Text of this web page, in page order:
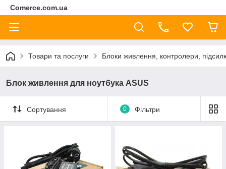
Comerce.com.ua
Товари та послуги Блоки живлення, контролери,
Блок живлення для ноутбука ASUS
Сортування 0 Фільтри